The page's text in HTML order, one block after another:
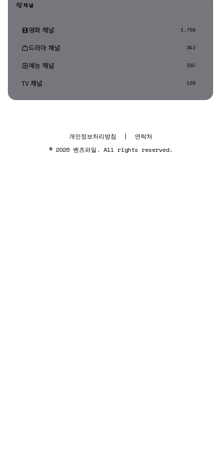
채널
영화 채널 1,789
드라마 채널 342
예능 채널 310
TV 채널 126
개인정보처리방침 |
연락처
© 2026 벤츠파일. All rights reserved.